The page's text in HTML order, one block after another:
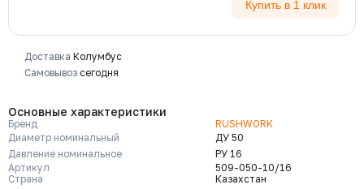
Основные характеристики
Бренд
RUSHWORK
Диаметр номинальный
ДУ 50
Давление номинальное
РУ 16
Артикул
509-050-10/16
Страна
Казахстан
Купить в 1 клик
Доставка Колумбус
Самовывоз сегодня